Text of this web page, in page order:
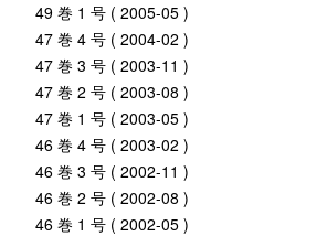
49 巻 1 号 ( 2005-05 )
47 巻 4 号 ( 2004-02 )
47 巻 3 号 ( 2003-11 )
47 巻 2 号 ( 2003-08 )
47 巻 1 号 ( 2003-05 )
46 巻 4 号 ( 2003-02 )
46 巻 3 号 ( 2002-11 )
46 巻 2 号 ( 2002-08 )
46 巻 1 号 ( 2002-05 )